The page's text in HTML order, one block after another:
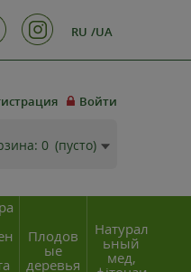
RU UA
Войти
0 (пусто)
Плодов
ые
деревья
Натурал
ьный
мед,